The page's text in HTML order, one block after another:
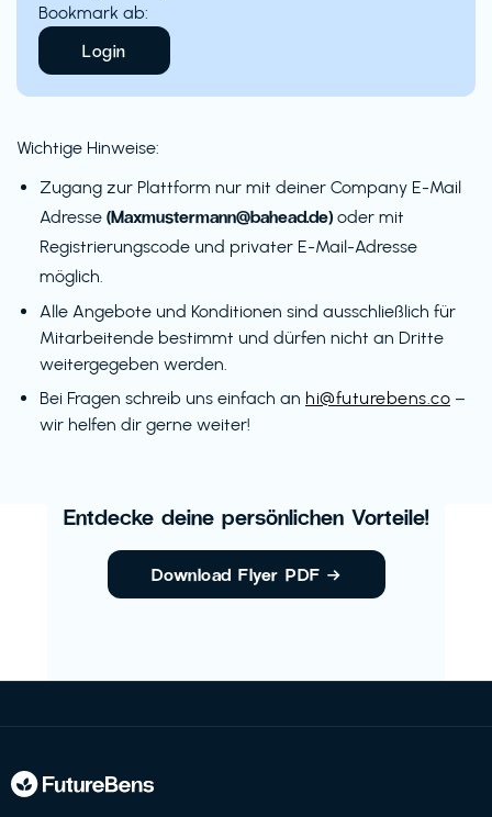
Bookmark ab:
Login
Wichtige Hinweise:
Zugang zur Plattform nur mit deiner Company E-Mail
Adresse (Maxmustermann@bahead.de) oder mit
Registrierungscode und privater E-Mail-Adresse
möglich.
Alle Angebote und Konditionen sind ausschließlich für
Mitarbeitende bestimmt und dürfen nicht an Dritte
weitergegeben werden.
Bei Fragen schreib uns einfach an hi@futurebens.co –
wir helfen dir gerne weiter!
Entdecke deine persönlichen Vorteile!
Download Flyer PDF →